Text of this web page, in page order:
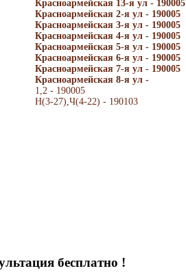
Красноармейская 13-я ул - 190005
Красноармейская 2-я ул - 190005
Красноармейская 3-я ул - 190005
Красноармейская 4-я ул - 190005
Красноармейская 5-я ул - 190005
Красноармейская 6-я ул - 190005
Красноармейская 7-я ул - 190005
Красноармейская 8-я ул -
1,2 - 190005
Н(3-27),Ч(4-22) - 190103
бесплатно !